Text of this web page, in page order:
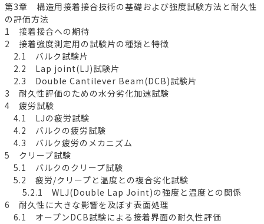
第3章 構造用接着接合技術の基礎および強度試験方法と耐久性
の評価方法
1 接着接合への期待
2 接着強度測定用の試験片の種類と特徴
2.1 バルク試験片
2.2 Lap joint(LJ)試験片
2.3 Double Cantilever Beam(DCB)試験片
3 耐久性評価のための水分劣化加速試験
4 疲労試験
4.1 LJの疲労試験
4.2 バルクの疲労試験
4.3 バルク疲労のメカニズム
5 クリープ試験
5.1 バルクのクリープ試験
5.2 疲労/クリープと温度との複合劣化試験
5.2.1 WLJ(Double Lap Joint)の強度と温度との関係
6 耐久性に大きな影響を及ぼす表面処理
6.1 オープンDCB試験による接着界面の耐久性評価